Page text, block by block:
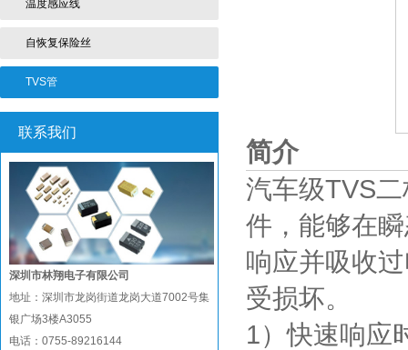
温度感应线
自恢复保险丝
TVS管
联系我们
深圳市林翔电子有限公司
地址：深圳市龙岗街道龙岗大道7002号集
银广场3楼A3055
电话：0755-89216144
简介
汽车级TVS
件，能够在
响应并吸收
受损坏。
1）快速响应